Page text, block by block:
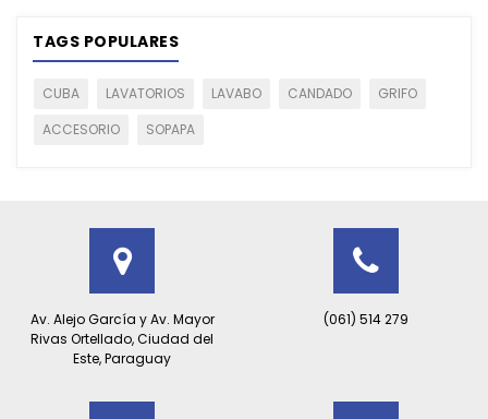
TAGS POPULARES
CUBA LAVATORIOS LAVABO CANDADO
GRIFO
ACCESORIO
SOPAPA
Av. Alejo García y Av. Mayor
Rivas Ortellado, Ciudad del
Este, Paraguay
(061) 514 279